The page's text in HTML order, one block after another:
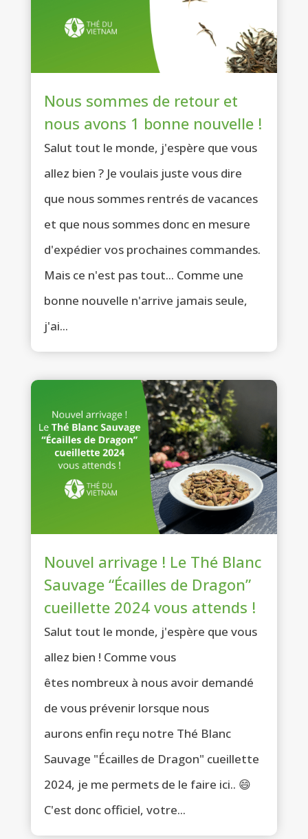
Nous sommes de retour et
nous avons 1 bonne nouvelle !
Salut tout le monde, j'espère que vous
allez bien ? Je voulais juste vous dire
que nous sommes rentrés de vacances
et que nous sommes donc en mesure
d'expédier vos prochaines commandes.
Mais ce n'est pas tout... Comme une
bonne nouvelle n'arrive jamais seule,
j'ai...
Nouvel arrivage ! Le Thé Blanc
Sauvage “Écailles de Dragon”
cueillette 2024 vous attends !
Salut tout le monde, j'espère que vous
allez bien ! Comme vous
êtes nombreux à nous avoir demandé
de vous prévenir lorsque nous
aurons enfin reçu notre Thé Blanc
Sauvage "Écailles de Dragon" cueillette
2024, je me permets de le faire ici.. 😄
C'est donc officiel, votre...